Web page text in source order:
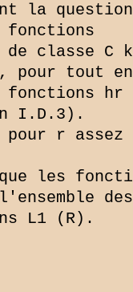
la
classe C
pour tout
hr
I.D.3).
r
les
L1 (R).